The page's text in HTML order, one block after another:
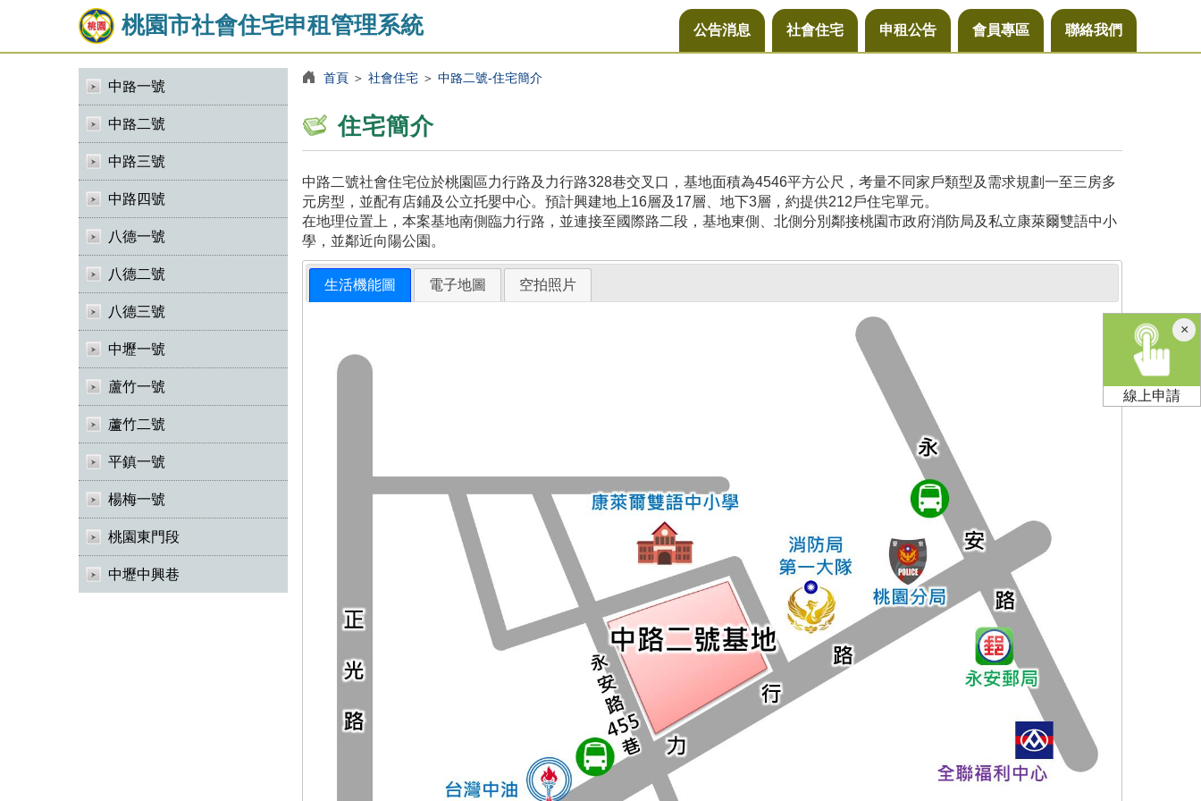
桃園市社會住宅申租管理系統 公告消息 社會住宅 申租公告 會員專區 聯絡我們
中路一號
中路二號
中路三號
中路四號
八德一號
八德二號
八德三號
中壢一號
蘆竹一號
蘆竹二號
平鎮一號
楊梅一號
桃園東門段
中壢中興巷
首頁＞ 社會住宅＞ 中路二號-住宅簡介
住宅簡介
中路二號社會住宅位於桃園區力行路及力行路328巷交叉口，基地面積為4546平方公尺，考量不同家戶類型及需求規劃一至三房多
元房型，並配有店鋪及公立托嬰中心。預計興建地上16層及17層、地下3層，約提供212戶住宅單元。
在地理位置上，本案基地南側臨力行路，並連接至國際路二段，基地東側、北側分別鄰接桃園市政府消防局及私立康萊爾雙語中小
學，並鄰近向陽公園。
生活機能圖 電子地圖 空拍照片
×關
閉
線上申請